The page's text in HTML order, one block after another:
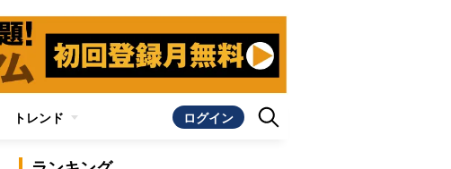
トレンド ログイン